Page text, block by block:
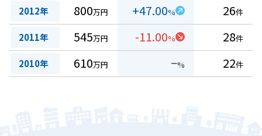
2012年 800万円 +47.00% 26件
2011年 545万円 -11.00% 28件
2010年 610万円 −% 22件